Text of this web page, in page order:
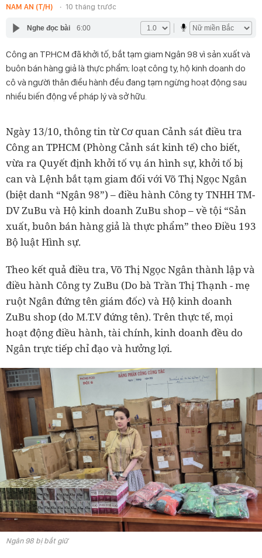
NAM AN (T/H) 10 tháng trước
Nghe đọc bài 6:00
Công an TP.HCM đã khởi tố, bắt tạm giam Ngân 98 vì sản xuất và
buôn bán hàng giả là thực phẩm; loạt công ty, hộ kinh doanh do
cô và người thân điều hành đều đang tạm ngừng hoạt động sau
nhiều biến động về pháp lý và sở hữu.
Ngày 13/10, thông tin từ Cơ quan Cảnh sát điều tra
Công an TPHCM (Phòng Cảnh sát kinh tế) cho biết,
vừa ra Quyết định khởi tố vụ án hình sự, khởi tố bị
can và Lệnh bắt tạm giam đối với Võ Thị Ngọc Ngân
(biệt danh “Ngân 98”) – điều hành Công ty TNHH TM-
DV ZuBu và Hộ kinh doanh ZuBu shop – về tội “Sản
xuất, buôn bán hàng giả là thực phẩm” theo Điều 193
Bộ luật Hình sự.
Theo kết quả điều tra, Võ Thị Ngọc Ngân thành lập và
điều hành Công ty ZuBu (Do bà Trần Thị Thạnh - mẹ
ruột Ngân đứng tên giám đốc) và Hộ kinh doanh
ZuBu shop (do M.T.V đứng tên). Trên thực tế, mọi
hoạt động điều hành, tài chính, kinh doanh đều do
Ngân trực tiếp chỉ đạo và hưởng lợi.
Ngân 98 bị bắt giữ